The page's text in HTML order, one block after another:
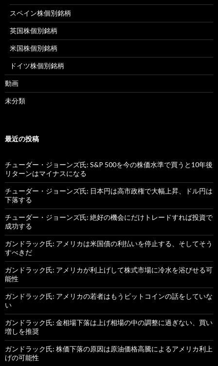
スペイン株個別銘柄
英国株個別銘柄
米国株個別銘柄
ドイツ株個別銘柄
動画
未分類
最近の投稿
チューダー・ジョーンズ氏: S&P 500を今の株価水準で買うと10年後
リターンはマイナスになる
チューダー・ジョーンズ氏: 日本円は高市政権で大幅上昇、ドル円は
下落する
チューダー・ジョーンズ氏: 絶好の機会にだけトレードすれば投資で
成功する
ガンドラック氏: アメリカは米国債の利払いを停止する、そしてそう
すべきだ
ガンドラック氏: アメリカが利上げして株式市場に冷水を浴びせる可
能性
ガンドラック氏: アメリカの若者はもうビットコインの話をしていな
い
ガンドラック氏: 金相場下落は上げ相場の中の調整に過ぎない、買い
増しを推奨
ガンドラック氏: 株価下落の原因は原油価格高騰によるアメリカ利上
げの可能性